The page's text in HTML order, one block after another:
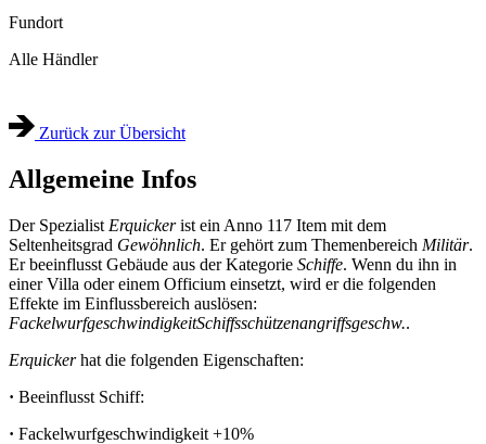
Fundort
Alle Händler
Zurück zur Übersicht
Allgemeine Infos
Der Spezialist Erquickerist ein Anno 117 Item mit dem
Seltenheitsgrad Gewöhnlich. Er gehört zum Themenbereich Militär.
Er beeinflusst Gebäude aus der Kategorie Schiffe. Wenn du ihn in
einer Villa oder einem Officium einsetzt, wird er die folgenden
Effekte im Einflussbereich auslösen:
FackelwurfgeschwindigkeitSchiffsschützenangriffsgeschw..
Erquickerhat die folgenden Eigenschaften:
· Beeinflusst Schiff:
· Fackelwurfgeschwindigkeit +10%